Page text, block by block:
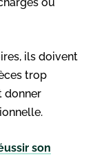
ils doivent
trop
donner
son